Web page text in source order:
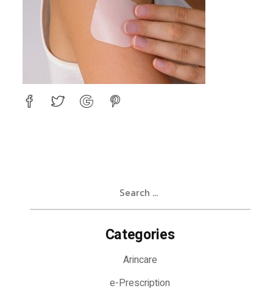
Categories
Arincare
e-Prescription